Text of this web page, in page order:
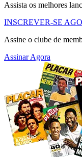
Assista os melhores
INSCREVER-SE
Assine o clube de
Assinar Agora